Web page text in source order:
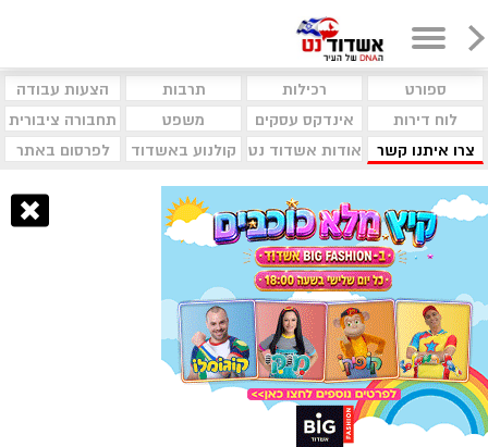
ספורט רכילות תרבות
הצעות עבודה
לוח דירות
אינדקס עסקים משפט
תחבורה ציבורית
צרו איתנו קשר
אודות אשדוד נט קולנוע באשדוד לפרסום באתר